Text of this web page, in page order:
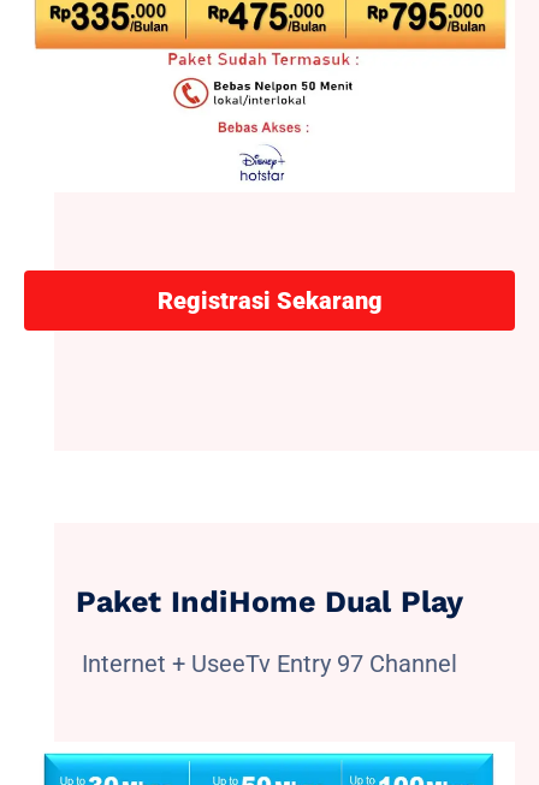
Registrasi Sekarang
Paket IndiHome Dual Play
Internet + UseeTv Entry 97 Channel